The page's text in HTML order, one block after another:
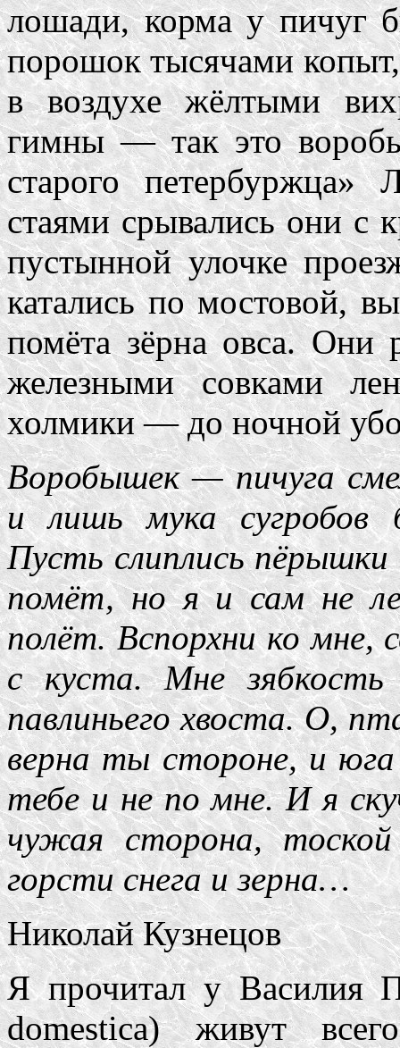
лошади, корма у пичуг
порошок тысячами
в воздухе жёлтыми
гимны — так это
старого
стаями срывались они с
пустынной улочке
катались по мостовой,
помёта зёрна овса. Они
железными совками
холмики — до ночной
Воробышек — пичуга
и лишь мука сугробов
Пусть слиплись
помёт, но я и сам не
полёт. Вспорхни ко мне,
с куста. Мне
павлиньего хвоста. О,
верна ты стороне, и
тебе и не по мне. И я
чужая сторона,
горсти снега и зерна…
Николай Кузнецов
Я прочитал у Василия
domestica) живут